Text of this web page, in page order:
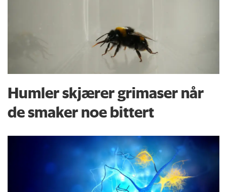
Humler skjærer grimaser når
de smaker noe bittert